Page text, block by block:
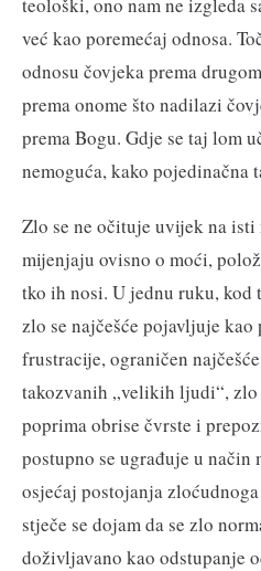
već kao poremećaj odnosa.
odnosu čovjeka prema
prema onome što nadilazi
prema Bogu. Gdje se taj lom
nemoguća, kako pojedinačna
Zlo se ne očituje uvijek na
mijenjaju ovisno o moći,
tko ih nosi. U jednu ruku,
zlo se najčešće pojavljuje
frustracije, ograničen
takozvanih „velikih ljudi“,
poprima obrise čvrste i
postupno se ugrađuje u
osjećaj postojanja
stječe se dojam da se zlo
doživljavano kao odstupanje